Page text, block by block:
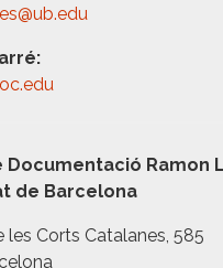
Documentació Ramon
de Barcelona
les Corts Catalanes, 585